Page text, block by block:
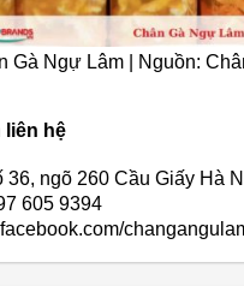
Gà Ngự Lâm | Nguồn:
liên hệ
36, ngõ 260 Cầu Giấy Hà
605 9394